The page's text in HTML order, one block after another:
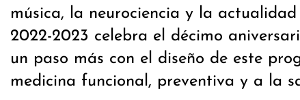
música, la neurociencia y la
2022-2023 celebra el décimo
un paso más con el diseño de este
medicina funcional, preventiva y a la